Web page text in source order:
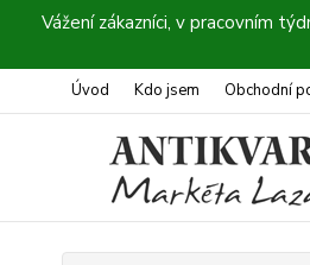
Vážení zákazníci, v pracovním
Úvod Kdo jsem Obchodní